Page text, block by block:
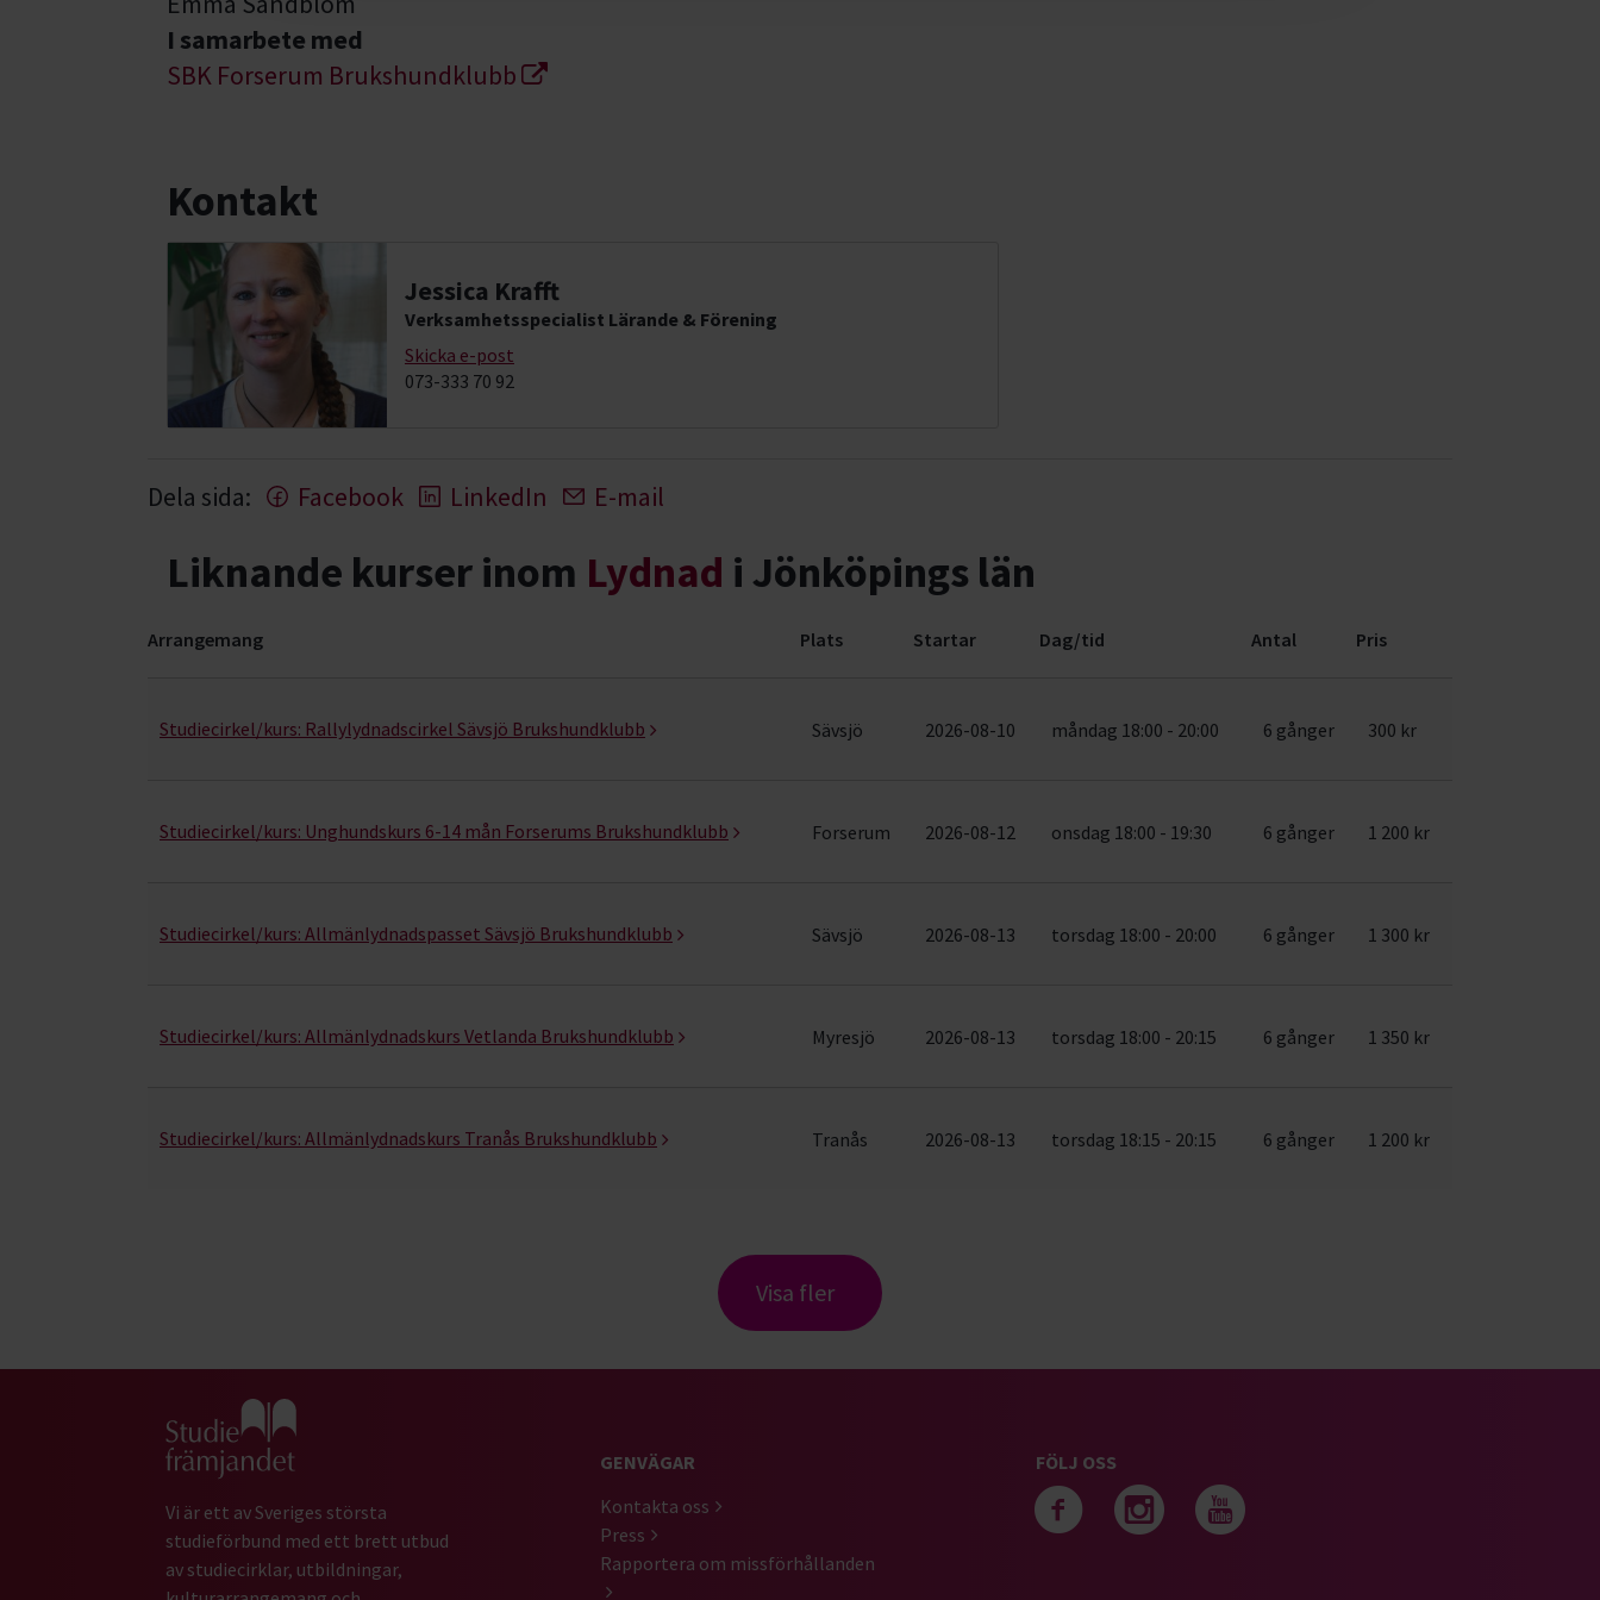
I samarbete med
SBK Forserum Brukshundklubb
Kontakt
Jessica Krafft
Verksamhetsspecialist Lärande & Förening
Skicka e-post
073-333 70 92
Dela sida: Facebook LinkedIn E-mail
Liknande kurser inom Lydnad i Jönköpings län
Arrangemang Plats Startar Dag/tid Antal Pris
Studiecirkel/kurs: Rallylydnadscirkel Sävsjö Brukshundklubb Sävsjö 2026-08-10 måndag 18:00 - 20:00 6 gånger 300 kr
Studiecirkel/kurs: Unghundskurs 6-14 mån Forserums Brukshundklubb Forserum 2026-08-12 onsdag 18:00 - 19:30 6 gånger 1 200 kr
Studiecirkel/kurs: Allmänlydnadspasset Sävsjö Brukshundklubb Sävsjö 2026-08-13 torsdag 18:00 - 20:00 6 gånger 1 300 kr
Studiecirkel/kurs: Allmänlydnadskurs Vetlanda Brukshundklubb Myresjö 2026-08-13 torsdag 18:00 - 20:15 6 gånger 1 350 kr
Studiecirkel/kurs: Allmänlydnadskurs Tranås Brukshundklubb Tranås 2026-08-13 torsdag 18:15 - 20:15 6 gånger 1 200 kr
Visa fler
Gå till studiefrämjandets startsida
Vi är ett av Sveriges största
studieförbund med ett brett utbud
av studiecirklar, utbildningar,
GENVÄGAR
Kontakta oss
Press
Rapportera om missförhållanden
FÖLJ OSS
Följ oss på facebook
Följ oss på instagram
Följ oss på youtube